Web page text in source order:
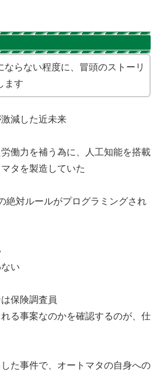
ならない程度に、冒頭のストーリ
ます
減した近未来
働力を補う為に、人工知能を搭載
タを製造していた
絶対ルールがプログラミングされ
い
保険調査員
る事案なのかを確認するのが、仕
た事件で、オートマタの自身への